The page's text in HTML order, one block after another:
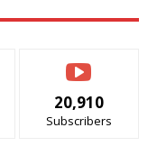
20,910
Subscribers